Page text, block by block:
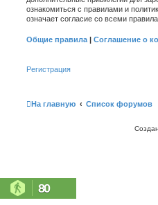
ознакомиться с правилами и
означает согласие со всеми
Общие правила | Соглашение о
Регистрация
На главную Список форумов
80